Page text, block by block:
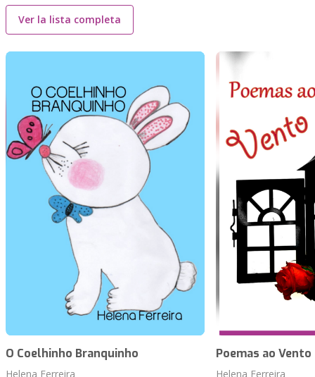
Ver la lista completa
O Coelhinho Branquinho
Helena Ferreira
Poemas ao Vento
Helena Ferreira